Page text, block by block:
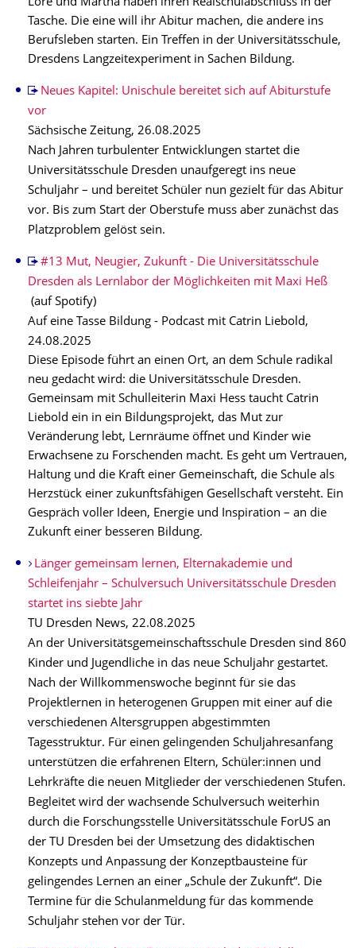
Lore und Martha haben ihren Realschulabschluss in der
Tasche. Die eine will ihr Abitur machen, die andere ins
Berufsleben starten. Ein Treffen in der Universitätsschule,
Dresdens Langzeitexperiment in Sachen Bildung.
Neues Kapitel: Unischule bereitet sich auf Abiturstufe
vor
Sächsische Zeitung, 26.08.2025
Nach Jahren turbulenter Entwicklungen startet die
Universitätsschule Dresden unaufgeregt ins neue
Schuljahr – und bereitet Schüler nun gezielt für das Abitur
vor. Bis zum Start der Oberstufe muss aber zunächst das
Platzproblem gelöst sein.
#13 Mut, Neugier, Zukunft - Die Universitätsschule
Dresden als Lernlabor der Möglichkeiten mit Maxi Heß
(auf Spotify)
Auf eine Tasse Bildung - Podcast mit Catrin Liebold,
24.08.2025
Diese Episode führt an einen Ort, an dem Schule radikal
neu gedacht wird: die Universitätsschule Dresden.
Gemeinsam mit Schulleiterin Maxi Hess taucht Catrin
Liebold ein in ein Bildungsprojekt, das Mut zur
Veränderung lebt, Lernräume öffnet und Kinder wie
Erwachsene zu Forschenden macht. Es geht um Vertrauen,
Haltung und die Kraft einer Gemeinschaft, die Schule als
Herzstück einer zukunftsfähigen Gesellschaft versteht. Ein
Gespräch voller Ideen, Energie und Inspiration – an die
Zukunft einer besseren Bildung.
Länger gemeinsam lernen, Elternakademie und
Schleifenjahr – Schulversuch Universitätsschule Dresden
startet ins siebte Jahr
TU Dresden News, 22.08.2025
An der Universitätsgemeinschaftsschule Dresden sind 860
Kinder und Jugendliche in das neue Schuljahr gestartet.
Nach der Willkommenswoche beginnt für sie das
Projektlernen in heterogenen Gruppen mit einer auf die
verschiedenen Altersgruppen abgestimmten
Tagesstruktur. Für einen gelingenden Schuljahresanfang
unterstützen die erfahrenen Eltern, Schüler:innen und
Lehrkräfte die neuen Mitglieder der verschiedenen Stufen.
Begleitet wird der wachsende Schulversuch weiterhin
durch die Forschungsstelle Universitätsschule ForUS an
der TU Dresden bei der Umsetzung des didaktischen
Konzepts und Anpassung der Konzeptbausteine für
gelingendes Lernen an einer „Schule der Zukunft“. Die
Termine für die Schulanmeldung für das kommende
Schuljahr stehen vor der Tür.